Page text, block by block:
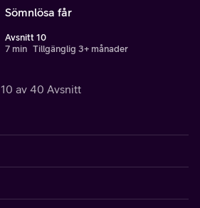
Sömnlösa får
Avsnitt 10
7 min Tillgänglig 3+ månader
10 av 40 Avsnitt